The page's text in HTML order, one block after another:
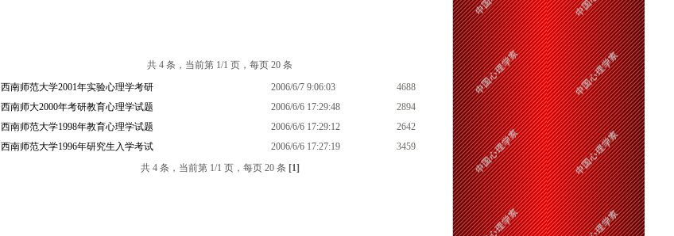
共 4 条，当前第 1/1 页，每页 20 条
西南师范大学2001年实验心理学考研
2006/6/7 9:06:03
4688
西南师大2000年考研教育心理学试题
2006/6/6 17:29:48
2894
西南师范大学1998年教育心理学试题
2006/6/6 17:29:12
2642
西南师范大学1996年研究生入学考试
2006/6/6 17:27:19
3459
共 4 条，当前第 1/1 页，每页 20 条 [1]